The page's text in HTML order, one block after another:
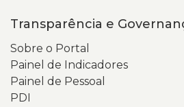
Transparência e
Sobre o Portal
Painel de Indicadores
Painel de Pessoal
PDI